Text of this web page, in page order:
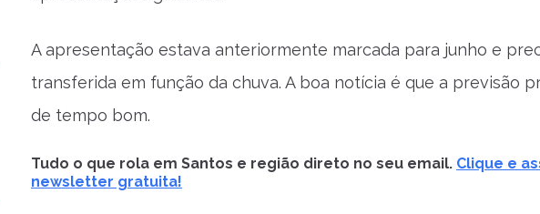
A apresentação estava anteriormente marcada para junho e
transferida em função da chuva. A boa notícia é que a previsão
de tempo bom.
Tudo o que rola em Santos e região direto no seu email. Clique e
newsletter gratuita!